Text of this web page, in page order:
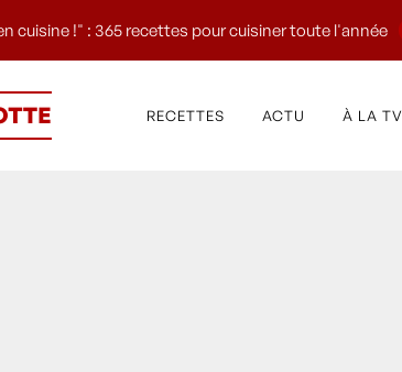
cuisine !" : 365 recettes pour cuisiner toute l'année
RECETTES ACTU À LA TV